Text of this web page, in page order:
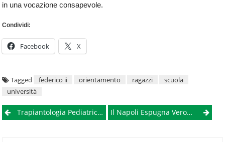
in una vocazione consapevole.
Condividi:
Facebook X
Tagged federico ii orientamento ragazzi
scuola
università
PostTrapiantologia Pediatrica Al Monaldi, Federconsumatori Campania Presenta Esposto In Procura: “Non Si Può Parlare Di Fatalità” Il Napoli Espugna Verona Al 96’: Lukaku Firma Il Colpo Champions